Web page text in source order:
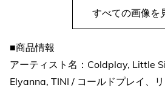
すべての画像を
■商品情報
アーティスト名：Coldplay, Little
Elyanna, TINI / コールドプレイ、